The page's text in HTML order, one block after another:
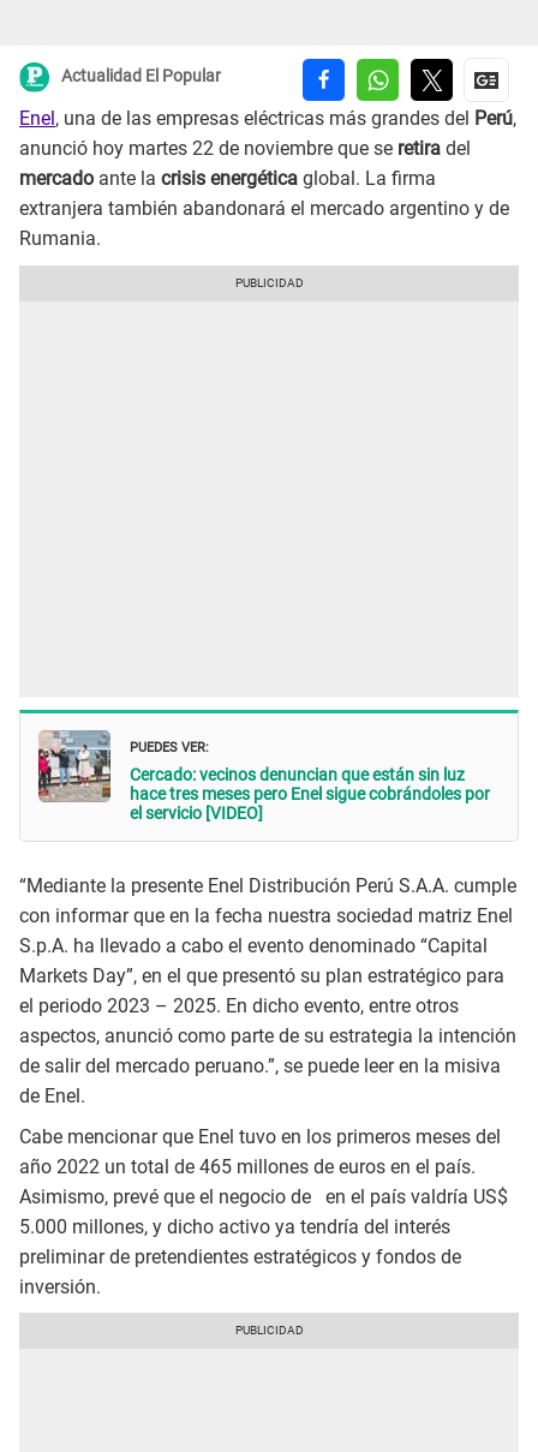
Actualidad El Popular
Enel , una de las empresas eléctricas más grandes del Perú,
anunció hoy martes 22 de noviembre que se retira del
mercado ante la crisis energética global. La firma
extranjera también abandonará el mercado argentino y de
Rumania.
PUEDES VER:
Cercado: vecinos denuncian que están sin luz
hace tres meses pero Enel sigue cobrándoles por
el servicio [VIDEO]
“Mediante la presente Enel Distribución Perú S.A.A. cumple
con informar que en la fecha nuestra sociedad matriz Enel
S.p.A. ha llevado a cabo el evento denominado “Capital
Markets Day”, en el que presentó su plan estratégico para
el periodo 2023 – 2025. En dicho evento, entre otros
aspectos, anunció como parte de su estrategia la intención
de salir del mercado peruano.”, se puede leer en la misiva
de Enel.
Cabe mencionar que Enel tuvo en los primeros meses del
año 2022 un total de 465 millones de euros en el país.
Asimismo, prevé que el negocio de en el país valdría US$
5.000 millones, y dicho activo ya tendría del interés
preliminar de pretendientes estratégicos y fondos de
inversión.